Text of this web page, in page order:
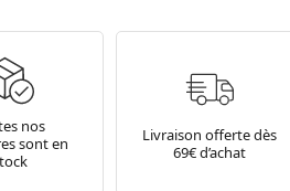
nos
sont en
Livraison offerte dès
69€ d’achat